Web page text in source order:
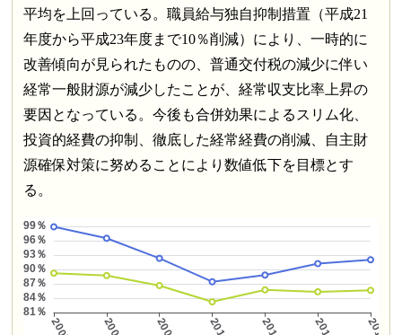
平均を上回っている。職員給与独自抑制措置（平成21
年度から平成23年度まで10％削減）により、一時的に
改善傾向が見られたものの、普通交付税の減少に伴い
経常一般財源が減少したことが、経常収支比率上昇の
要因となっている。今後も合併効果によるスリム化、
投資的経費の抑制、徹底した経常経費の削減、自主財
源確保対策に努めることにより数値低下を目標とす
る。